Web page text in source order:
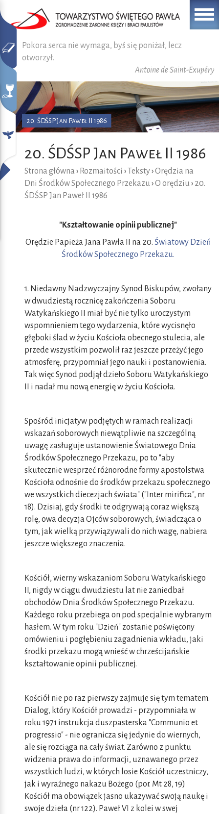
Pokora serca nie wymaga, byś się poniżał, lecz
otworzył.
Antoine de Saint-Exupéry
20. ŚDŚSP Jan Paweł II 1986
20. ŚDŚSP Jan Paweł II 1986
Strona główna › Rozmaitości ›Teksty›Orędzia na
Dni Środków Społecznego Przekazu ›O orędziu › 20.
ŚDŚSP Jan Paweł II 1986
"Kształtowanie opinii publicznej"
Orędzie Papieża Jana Pawła II na 20. Światowy Dzień
Środków Społecznego Przekazu.
1. Niedawny Nadzwyczajny Synod Biskupów, zwołany
w dwudziestą rocznicę zakończenia Soboru
Watykańskiego II miał być nie tylko uroczystym
wspomnieniem tego wydarzenia, które wycisnęło
głęboki ślad w życiu Kościoła obecnego stulecia, ale
przede wszystkim pozwolił raz jeszcze przeżyć jego
atmosferę, przypomniał jego nauki i postanowienia.
Tak więc Synod podjął dzieło Soboru Watykańskiego
II i nadał mu nową energię w życiu Kościoła.
Spośród inicjatyw podjętych w ramach realizacji
wskazań soborowych niewątpliwie na szczególną
uwagę zasługuje ustanowienie Światowego Dnia
Środków Społecznego Przekazu, po to "aby
skutecznie wesprzeć różnorodne formy apostolstwa
Kościoła odnośnie do środków przekazu społecznego
we wszystkich diecezjach świata" ("Inter mirifica", nr
18). Dzisiaj, gdy środki te odgrywają coraz większą
rolę, owa decyzja Ojców soborowych, świadcząca o
tym, jak wielką przywiązywali do nich wagę, nabiera
jeszcze większego znaczenia.
Kościół, wierny wskazaniom Soboru Watykańskiego
II, nigdy w ciągu dwudziestu lat nie zaniedbał
obchodów Dnia Środków Społecznego Przekazu.
Każdego roku przebiega on pod specjalnie wybranym
hasłem. W tym roku "Dzień" zostanie poświęcony
omówieniu i pogłębieniu zagadnienia wkładu, jaki
środki przekazu mogą wnieść w chrześcijańskie
kształtowanie opinii publicznej.
Kościół nie po raz pierwszy zajmuje się tym tematem.
Dialog, który Kościół prowadzi - przypomniała w
roku 1971 instrukcja duszpasterska "Communio et
progressio" - nie ogranicza się jedynie do wiernych,
ale się rozciąga na cały świat. Zarówno z punktu
widzenia prawa do informacji, uznawanego przez
wszystkich ludzi, w których losie Kościół uczestniczy,
jak i wyraźnego nakazu Bożego (por. Mt 28, 19)
Kościół ma obowiązek jasno ukazywać swoją naukę i
swoje dzieła (nr 122). Paweł VI z kolei w swej